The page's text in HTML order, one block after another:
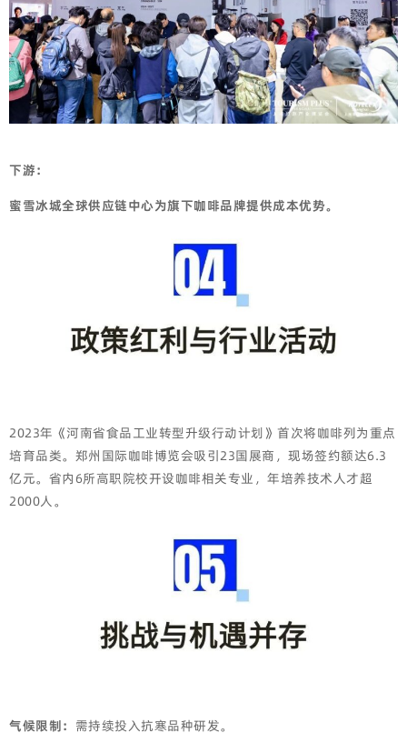
下游：
蜜雪冰城全球供应链中心为旗下咖啡品牌提供成本优势。
2023年《河南省食品工业转型升级行动计划》首次将咖啡列为重点
培育品类。郑州国际咖啡博览会吸引23国展商，现场签约额达6.3
亿元。省内6所高职院校开设咖啡相关专业，年培养技术人才超
2000人。
气候限制： 需持续投入抗寒品种研发。